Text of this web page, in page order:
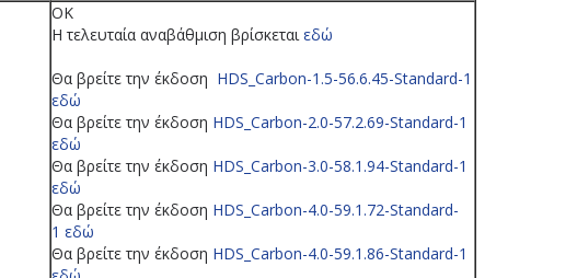
OK
Η τελευταία αναβάθμιση βρίσκεταιεδώ
Θα βρείτε την έκδοση HDS_Carbon-1.5-56.6.45-Standard-1
εδώ
Θα βρείτε την έκδοση HDS_Carbon-2.0-57.2.69-Standard-1
εδώ
Θα βρείτε την έκδοση HDS_Carbon-3.0-58.1.94-Standard-1
εδώ
Θα βρείτε την έκδοση HDS_Carbon-4.0-59.1.72-Standard-
1 εδώ
Θα βρείτε την έκδοση HDS_Carbon-4.0-59.1.86-Standard-1